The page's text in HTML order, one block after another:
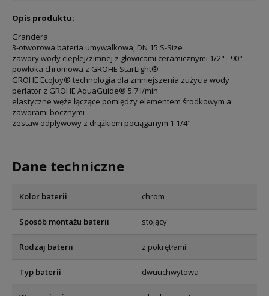
Opis produktu:
Grandera
3-otworowa bateria umywalkowa, DN 15 S-Size
zawory wody ciepłej/zimnej z głowicami ceramicznymi 1/2" - 90°
powłoka chromowa z GROHE StarLight®
GROHE EcoJoy® technologia dla zmniejszenia zużycia wody
perlator z GROHE AquaGuide® 5.7 l/min
elastyczne węże łączące pomiędzy elementem środkowym a
zaworami bocznymi
zestaw odpływowy z drążkiem pociąganym 1 1/4"
Dane techniczne
Kolor baterii chrom
Sposób montażu baterii stojący
Rodzaj baterii z pokrętłami
Typ baterii dwuuchwytowa